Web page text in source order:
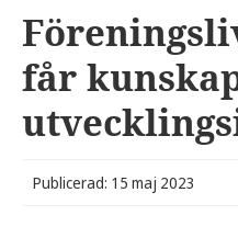
får
Publicerad: 15 maj 2023